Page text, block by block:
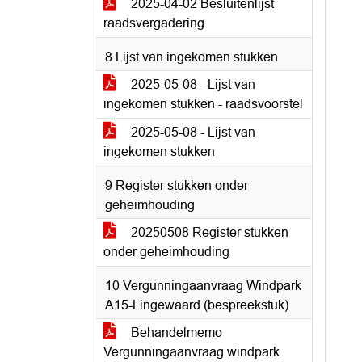
2025-04-02 Besluitenlijst
raadsvergadering
8 Lijst van ingekomen stukken
2025-05-08 - Lijst van
ingekomen stukken - raadsvoorstel
2025-05-08 - Lijst van
ingekomen stukken
9 Register stukken onder
geheimhouding
20250508 Register stukken
onder geheimhouding
10 Vergunningaanvraag Windpark
A15-Lingewaard (bespreekstuk)
Behandelmemo
Vergunningaanvraag windpark